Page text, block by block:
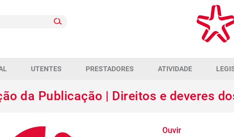
UTENTES PRESTADORES ATIVIDADE
da Publicação | Direitos e deveres
Ouvir